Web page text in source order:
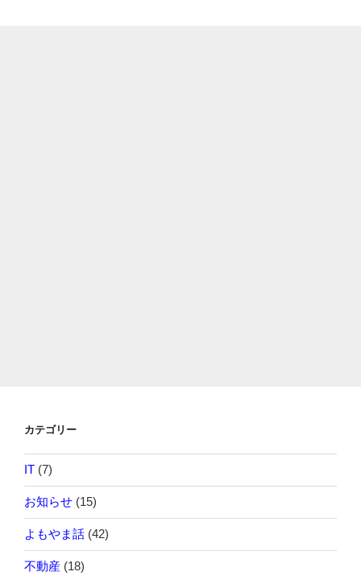
カテゴリー
IT (7)
お知らせ (15)
よもやま話 (42)
不動産 (18)